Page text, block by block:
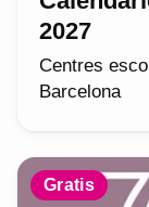
2027
Centres
Barcelona
Gratis